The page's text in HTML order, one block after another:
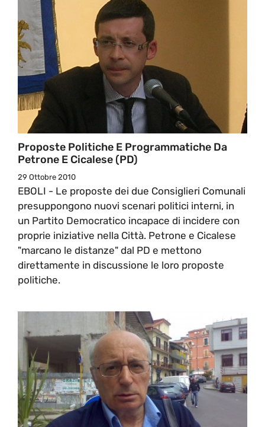
Proposte Politiche E Programmatiche Da
Petrone E Cicalese (PD)
29 Ottobre 2010
EBOLI - Le proposte dei due Consiglieri Comunali
presuppongono nuovi scenari politici interni, in
un Partito Democratico incapace di incidere con
proprie iniziative nella Città. Petrone e Cicalese
"marcano le distanze" dal PD e mettono
direttamente in discussione le loro proposte
politiche.